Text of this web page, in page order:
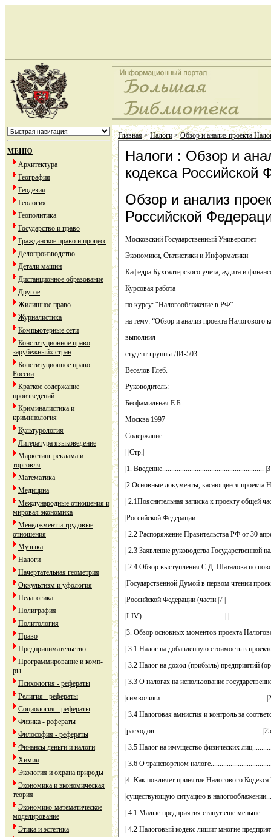
МЕНЮ
Архитектура
География
Геодезия
Геология
Геополитика
Государство и право
Гражданское право и процесс
Делопроизводство
Детали машин
Дистанционное образование
Другое
Жилищное право
Журналистика
Компьютерные сети
Конституционное право
зарубежныйх стран
Конституционное право
России
Краткое содержание
произведений
Криминалистика и
криминология
Культурология
Литература языковедение
Маркетинг реклама и
торговля
Математика
Медицина
Международные отношения и
мировая экономика
Менеджмент и трудовые
отношения
Музыка
Налоги
Начертательная геометрия
Оккультизм и уфология
Педагогика
Полиграфия
Политология
Право
Предпринимательство
Программирование и комп-
ры
Психология - рефераты
Религия - рефераты
Социология - рефераты
Физика - рефераты
Философия - рефераты
Финансы деньги и налоги
Химия
Экология и охрана природы
Экономика и экономическая
теория
Экономико-математическое
моделирование
Этика и эстетика
Главная>Налоги>Обзор и анализ проекта
Налоги : Обзор и
кодекса Российской
Обзор и анализ
Российской
Московский Государственный Университет
Экономики, Статистики и Информатики
Кафедра Бухгалтерского учета, аудита и
Курсовая работа
по курсу: “Налогооблажение в РФ”
на тему: “Обзор и анализ проекта Налогового
выполнил
студент группы ДИ-503:
Веселов Глеб.
Руководитель:
Бесфамильная Е.Б.
Москва 1997
Содержание.
| |Стр.|
|1. Введение........................................................
|2.Основные документы, касающиеся проекта
| 2.1Пояснительная записка к проекту общей
|Российской
| 2.2 Распоряжение Правительства РФ от 30
| 2.3 Заявление руководства Государственной
| 2.4 Обзор выступления С.Д. Шаталова по
|Государственной Думой в первом чтении
|Российской Федерации (части |7 |
|I-IV)............................................. | |
|3. Обзор основных моментов проекта
| 3.1 Налог на добавленную стоимость в
| 3.2 Налог на доход (прибыль) предприятий
| 3.3 О налогах на использование
|символики..........................................................
| 3.4 Налоговая амнистия и контроль за
|расходов...........................................................
| 3.5 Налог на имущество физических
| 3.6 О транспортном
|4. Как повлияет принятие Налогового
|существующую ситуацию в
| 4.1 Малые предприятия станут еще
| 4.2 Налоговый кодекс лишит многие